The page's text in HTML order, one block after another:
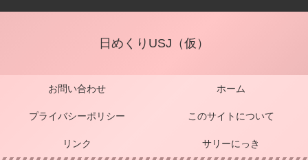
日めくりUSJ（仮）
お問い合わせ ホーム
プライバシーポリシー このサイトについて
リンク サリーにっき